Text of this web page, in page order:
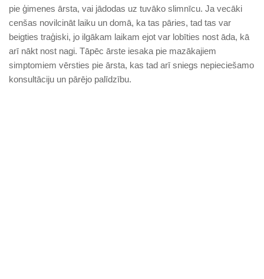
pie ģimenes ārsta, vai jādodas uz tuvāko slimnīcu. Ja vecāki
cenšas novilcināt laiku un domā, ka tas pāries, tad tas var
beigties traģiski, jo ilgākam laikam ejot var lobīties nost āda, kā
arī nākt nost nagi. Tāpēc ārste iesaka pie mazākajiem
simptomiem vērsties pie ārsta, kas tad arī sniegs nepieciešamo
konsultāciju un pārējo palīdzību.